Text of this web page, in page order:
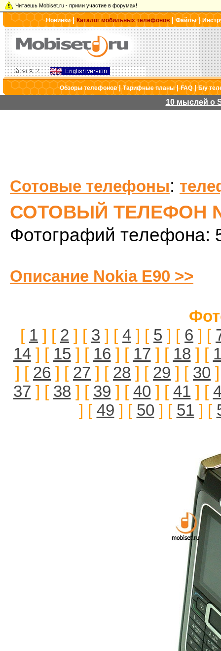
Читаешь Mobiset.ru - прими участие в форумах!
Новинки|Каталог мобильных телефонов |Файлы|
Обзоры телефонов|Тарифные планы|FAQ|Б/у
10 мыслей о
Сотовые телефоны:
СОТОВЫЙ ТЕЛЕФОН
Фотографий телефона:
Описание Nokia E90 >>
[ 1 ] [ 2 ] [ 3 ] [ 4 ] [ 5 ] [ 6 ] [
14] [ 15 ] [ 16 ] [ 17 ] [ 18 ] [
] [ 26 ] [ 27 ] [ 28 ] [ 29 ] [ 30
37 ] [ 38 ] [ 39 ] [ 40 ] [ 41 ] [
] [ 49 ] [ 50 ] [ 51 ] [